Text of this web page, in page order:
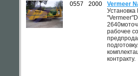
0557 2000
Vermeer
рабочее
контракту.